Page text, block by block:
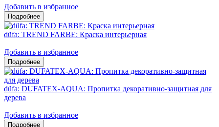
Добавить в избранное
düfa: TREND FARBE: Краска интерьерная
Добавить в избранное
düfa: DUFATEX-AQUA: Пропитка декоративно-защитная для
дерева
Добавить в избранное